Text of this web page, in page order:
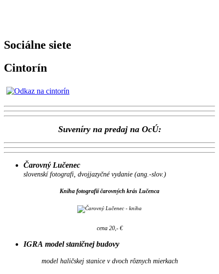
Sociálne siete
Cintorín
Suveníry na predaj na OcÚ:
Čarovný Lučenec
slovenskí fotografi, dvojjazyčné vydanie (ang.-slov.)
Kniha fotografií čarovných krás Lučenca
cena 20,- €
IGRA model staničnej budovy
model haličskej stanice v dvoch rôznych mierkach